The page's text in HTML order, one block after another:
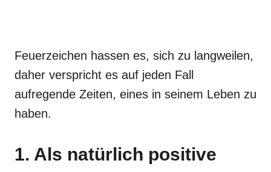
Feuerzeichen hassen es, sich zu langweilen,
daher verspricht es auf jeden Fall
aufregende Zeiten, eines in seinem Leben zu
haben.
1. Als natürlich positive